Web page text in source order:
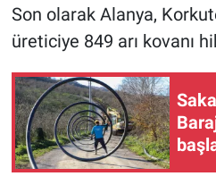
Son olarak Alanya,
üreticiye 849 arı kovanı